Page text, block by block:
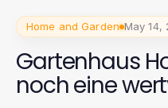
Home and Garden May 14,
Gartenhaus
noch eine